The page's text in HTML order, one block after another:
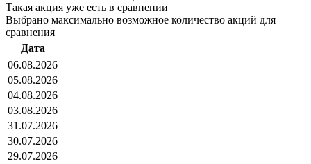
Такая акция уже есть в сравнении
Выбрано максимально возможное количество акций для
сравнения
Дата
06.08.2026
05.08.2026
04.08.2026
03.08.2026
31.07.2026
30.07.2026
29.07.2026